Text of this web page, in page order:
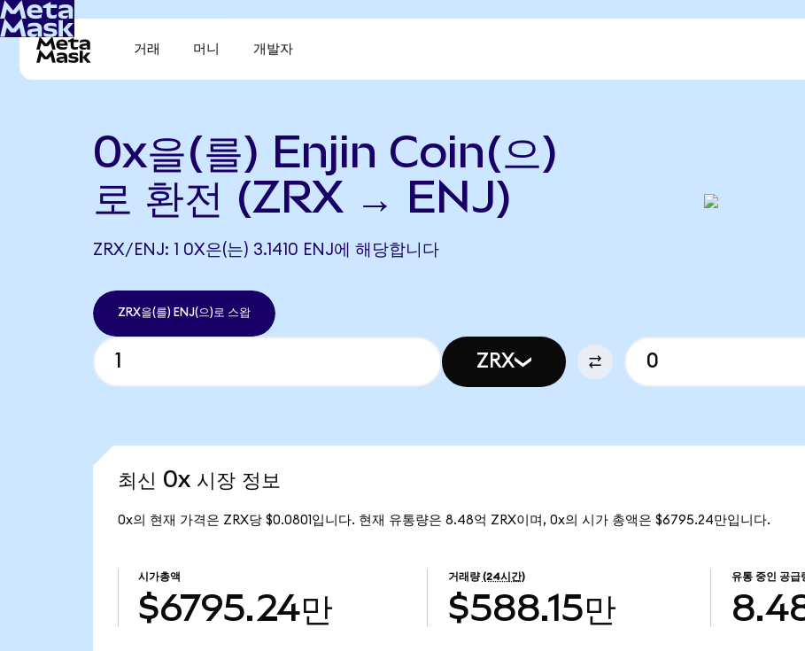
거래 머니 개발자
0x을(를) Enjin Coin(으)
로 환전 (ZRX → ENJ)
ZRX/ENJ: 1 0X은(는) 3.1410 ENJ에 해당합니다
ZRX을(를) ENJ(으)로 스왑
ZRX
최신 0x 시장 정보
0x의 현재 가격은 ZRX당 $0.0801입니다. 현재 유통량은 8.48억 ZRX이며, 0x의 시가 총액은 $6795.24만입니다.
시가총액
$6795.24만
거래량 (24시간)
$588.15만
유통 중인 공급